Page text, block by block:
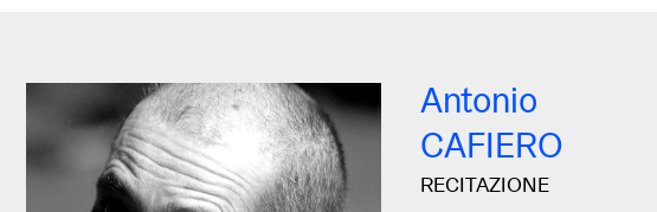
Antonio
CAFIERO
RECITAZIONE